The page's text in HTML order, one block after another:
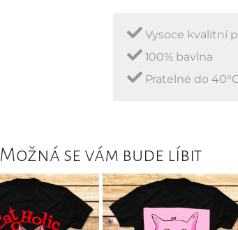
Vysoce kvalitní
100% bavlna
Pratelné do
Možná se vám bude líbit